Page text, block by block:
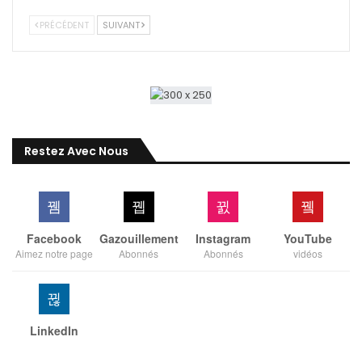
PRÉCÉDENT SUIVANT
Restez Avec Nous
Facebook
Aimez notre page
Gazouillement
Abonnés
Instagram
Abonnés
YouTube
vidéos
LinkedIn